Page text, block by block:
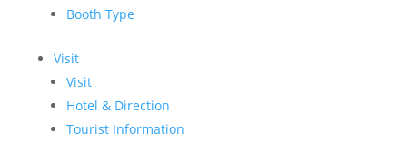
Booth Type
Visit
Visit
Hotel & Direction
Tourist Information